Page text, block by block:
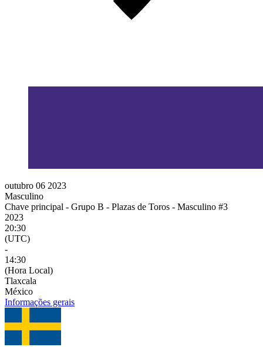
outubro 06 2023
Masculino
Chave principal - Grupo B - Plazas de Toros - Masculino #3
2023
20:30
(UTC)
-
14:30
(Hora Local)
Tlaxcala
México
Informações gerais